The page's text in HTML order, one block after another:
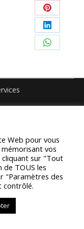
Facebook
sur
X
Partager
sur
Pinterest
Partager
sur
Partager
Web pour vous
vos
cliquant sur "Tout
TOUS les
"Paramètres des
contrôlé.